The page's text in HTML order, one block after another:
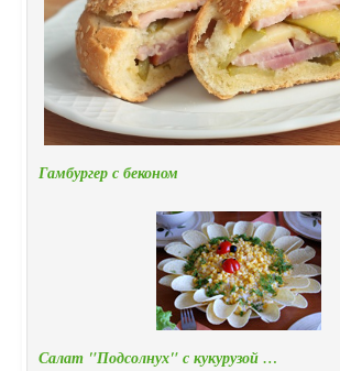
Гамбургер с беконом
Салат "Подсолнух" с кукурузой …